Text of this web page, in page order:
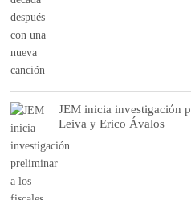
JEM inicia investigación
Leiva y Erico Ávalos